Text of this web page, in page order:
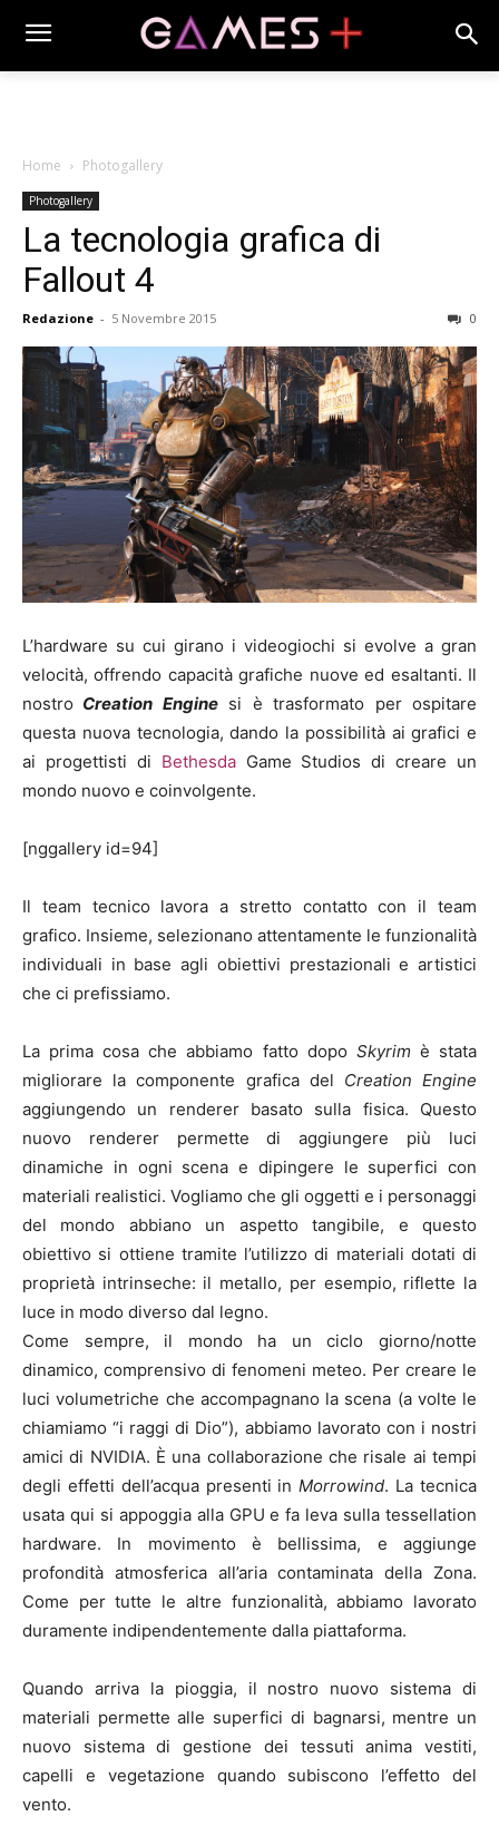
Home Photogallery
Photogallery
La tecnologia grafica di
Fallout 4
Redazione - 5 Novembre 2015 0
L’hardware su cui girano i videogiochi si evolve a gran
velocità, offrendo capacità grafiche nuove ed esaltanti. Il
nostro Creation Enginesi è trasformato per ospitare
questa nuova tecnologia, dando la possibilità ai grafici e
ai progettisti di BethesdaGame Studios di creare un
mondo nuovo e coinvolgente.
[nggallery id=94]
Il team tecnico lavora a stretto contatto con il team
grafico. Insieme, selezionano attentamente le funzionalità
individuali in base agli obiettivi prestazionali e artistici
che ci prefissiamo.
La prima cosa che abbiamo fatto dopo Skyrimè stata
migliorare la componente grafica del Creation Engine
aggiungendo un renderer basato sulla fisica. Questo
nuovo renderer permette di aggiungere più luci
dinamiche in ogni scena e dipingere le superfici con
materiali realistici. Vogliamo che gli oggetti e i personaggi
del mondo abbiano un aspetto tangibile, e questo
obiettivo si ottiene tramite l’utilizzo di materiali dotati di
proprietà intrinseche: il metallo, per esempio, riflette la
luce in modo diverso dal legno.
Come sempre, il mondo ha un ciclo giorno/notte
dinamico, comprensivo di fenomeni meteo. Per creare le
luci volumetriche che accompagnano la scena (a volte le
chiamiamo “i raggi di Dio”), abbiamo lavorato con i nostri
amici di NVIDIA. È una collaborazione che risale ai tempi
degli effetti dell’acqua presenti inMorrowind. La tecnica
usata qui si appoggia alla GPU e fa leva sulla tessellation
hardware. In movimento è bellissima, e aggiunge
profondità atmosferica all’aria contaminata della Zona.
Come per tutte le altre funzionalità, abbiamo lavorato
duramente indipendentemente dalla piattaforma.
Quando arriva la pioggia, il nostro nuovo sistema di
materiali permette alle superfici di bagnarsi, mentre un
nuovo sistema di gestione dei tessuti anima vestiti,
capelli e vegetazione quando subiscono l’effetto del
vento.